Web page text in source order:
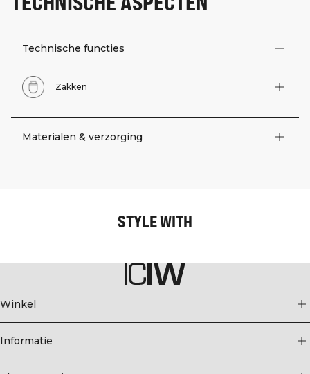
Technische functies
Zakken
Materialen & verzorging
STYLE WITH
Winkel
Informatie